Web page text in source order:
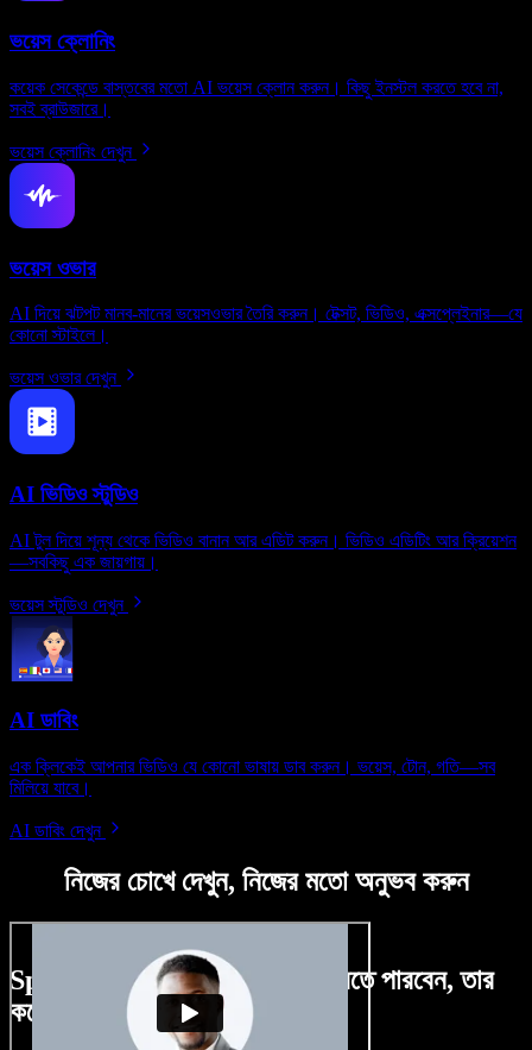
ভয়েস ক্লোনিং
কয়েক সেকেন্ডে বাস্তবের মতো AI ভয়েস ক্লোন করুন। কিছু ইনস্টল করতে হবে না,
সবই ব্রাউজারে।
ভয়েস ক্লোনিং দেখুন
ভয়েস ওভার
AI দিয়ে ঝটপট মানব-মানের ভয়েসওভার তৈরি করুন। টেক্সট, ভিডিও, এক্সপ্লেইনার—যে
কোনো স্টাইলে।
ভয়েস ওভার দেখুন
AI ভিডিও স্টুডিও
AI টুল দিয়ে শূন্য থেকে ভিডিও বানান আর এডিট করুন। ভিডিও এডিটিং আর ক্রিয়েশন
—সবকিছু এক জায়গায়।
ভয়েস স্টুডিও দেখুন
AI ডাবিং
এক ক্লিকেই আপনার ভিডিও যে কোনো ভাষায় ডাব করুন। ভয়েস, টোন, গতি—সব
মিলিয়ে যাবে।
AI ডাবিং দেখুন
নিজের চোখে দেখুন, নিজের মতো অনুভব করুন
Speechify Studio দিয়ে কী কী করতে পারবেন, তার
কয়েকটা উদাহরণ দেখুন